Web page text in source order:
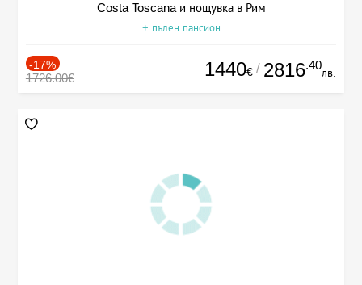
Costa Toscana и нощувка в Рим
+ пълен пансион
-17%
1726.00€ 1440€ / 2816.40
лв.